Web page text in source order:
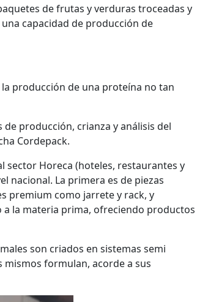
de frutas y verduras troceadas y
capacidad de producción de
producción de una proteína no tan
producción, crianza y análisis del
Cordepack.
sector Horeca (hoteles, restaurantes y
nacional. La primera es de piezas
premium como jarrete y rack, y
la materia prima, ofreciendo productos
son criados en sistemas semi
mismos formulan, acorde a sus